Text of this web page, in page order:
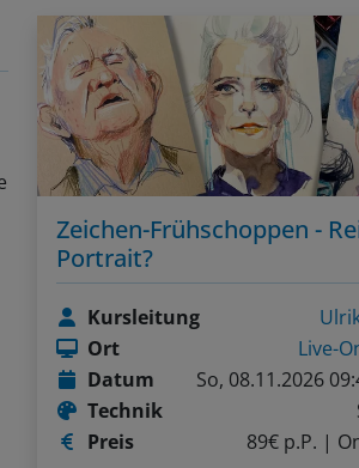
Zeichen-Frühschoppen -
Portrait?
Kursleitung
Ort
Live-
Datum
So, 08.11.2026
Technik
Preis
89€ p.P. |